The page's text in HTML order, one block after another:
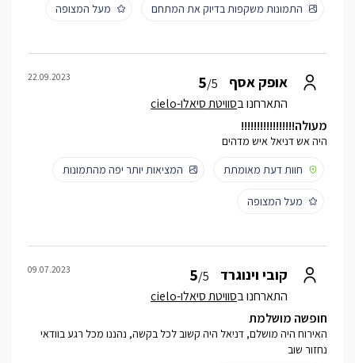
התמונות משקפות בדיוק את המתחם מעל המצופה
אופק אסף 5/5
התארחנו בסוויטת סיאלו-cielo
22.09.2023
מעולה!!!!!!!!!!!!!!!!!
היה אש דניאל איש מדהים
חוות דעת מאומתת
המציאות יותר יפה מהתמונות
מעל המצופה
קובי וינוגרד 5/5
התארחנו בסוויטת סיאלו-cielo
09.07.2023
חופשה מושלמת
האירוח היה מושלם, דניאל היה קשוב לכל בקשה, נהננו מכל רגע בוודאי
נחזור שוב